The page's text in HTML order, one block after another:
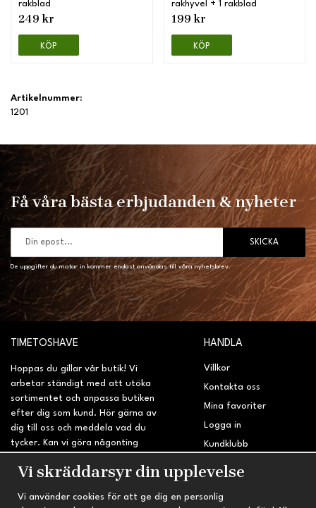
rakblad
249 kr
KÖP
rakhyvel + 1 rakblad
199 kr
KÖP
Artikelnummer:
1201
Få våra bästa erbjudanden & nyheter
SKICKA
De uppgifter du matar in kommer endast användas till våra nyhetsbrev.
TIMETOSHAVE
Hoppas du gillar vår butik! Vi
arbetar ständigt med att utöka
sortimentet och anpassa butiken
efter dig som kund. Hör gärna av
dig till oss och meddela vad du
tycker. Kan vi göra någonting
sidan?
HANDLA
Villkor
Kontakta oss
Mina favoriter
Logga in
Kundklubb
Retur & Reklamation
Vi skräddarsyr din upplevelse
Vi använder cookies för att ge dig en personlig